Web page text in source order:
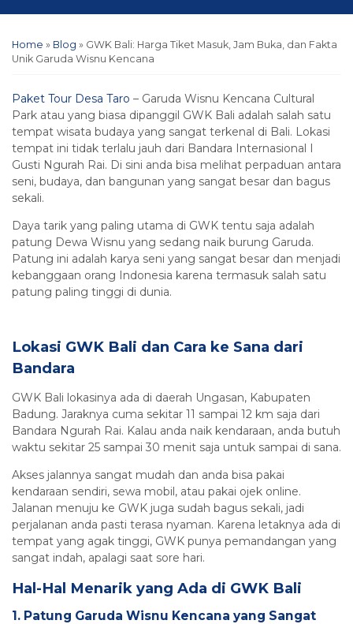
Home » Blog » GWK Bali: Harga Tiket Masuk, Jam Buka, dan Fakta
Unik Garuda Wisnu Kencana
Paket Tour Desa Taro – Garuda Wisnu Kencana Cultural
Park atau yang biasa dipanggil GWK Bali adalah salah satu
tempat wisata budaya yang sangat terkenal di Bali. Lokasi
tempat ini tidak terlalu jauh dari Bandara Internasional I
Gusti Ngurah Rai. Di sini anda bisa melihat perpaduan antara
seni, budaya, dan bangunan yang sangat besar dan bagus
sekali.
Daya tarik yang paling utama di GWK tentu saja adalah
patung Dewa Wisnu yang sedang naik burung Garuda.
Patung ini adalah karya seni yang sangat besar dan menjadi
kebanggaan orang Indonesia karena termasuk salah satu
patung paling tinggi di dunia.
Lokasi GWK Bali dan Cara ke Sana dari
Bandara
GWK Bali lokasinya ada di daerah Ungasan, Kabupaten
Badung. Jaraknya cuma sekitar 11 sampai 12 km saja dari
Bandara Ngurah Rai. Kalau anda naik kendaraan, anda butuh
waktu sekitar 25 sampai 30 menit saja untuk sampai di sana.
Akses jalannya sangat mudah dan anda bisa pakai
kendaraan sendiri, sewa mobil, atau pakai ojek online.
Jalanan menuju ke GWK juga sudah bagus sekali, jadi
perjalanan anda pasti terasa nyaman. Karena letaknya ada di
tempat yang agak tinggi, GWK punya pemandangan yang
sangat indah, apalagi saat sore hari.
Hal-Hal Menarik yang Ada di GWK Bali
1. Patung Garuda Wisnu Kencana yang Sangat